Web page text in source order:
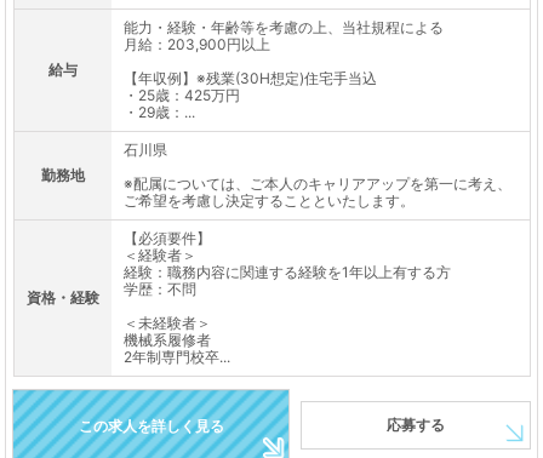
給与
能力・経験・年齢等を考慮の上、当社規程による
月給：203,900円以上
【年収例】※残業(30H想定)住宅手当込
・25歳：425万円
・29歳：...
勤務地
石川県
※配属については、ご本人のキャリアアップを第一に考え、
ご希望を考慮し決定することといたします。
資格・経験
【必須要件】
＜経験者＞
経験：職務内容に関連する経験を1年以上有する方
学歴：不問
＜未経験者＞
機械系履修者
2年制専門校卒...
この求人を詳しく見る 応募する